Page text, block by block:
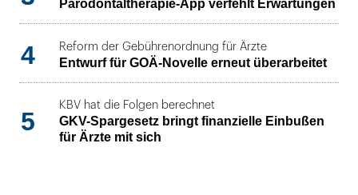
Parodontaltherapie-App verfehlt Erwartungen
4 Reform der Gebührenordnung für Ärzte
Entwurf für GOÄ-Novelle erneut überarbeitet
5
KBV hat die Folgen berechnet
GKV-Spargesetz bringt finanzielle Einbußen
für Ärzte mit sich